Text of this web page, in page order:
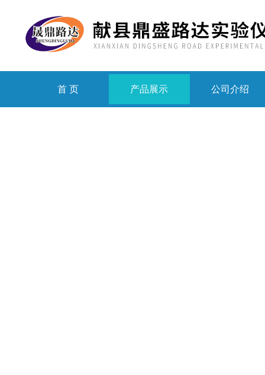
首 页 产品展示 公司介绍